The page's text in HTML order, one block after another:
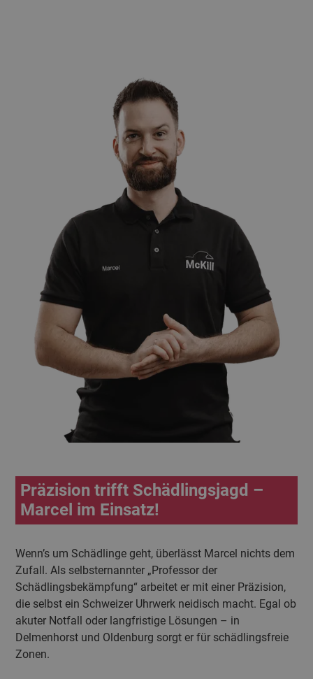
Präzision trifft Schädlingsjagd –
Marcel im Einsatz!
Wenn’s um Schädlinge geht, überlässt Marcel nichts dem
Zufall. Als selbsternannter „Professor der
Schädlingsbekämpfung“ arbeitet er mit einer Präzision,
die selbst ein Schweizer Uhrwerk neidisch macht. Egal ob
akuter Notfall oder langfristige Lösungen – in
Delmenhorst und Oldenburg sorgt er für schädlingsfreie
Zonen.